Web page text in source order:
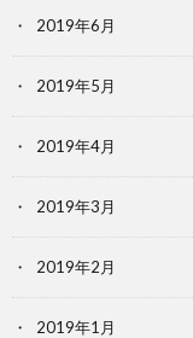
2019年6月
2019年5月
2019年4月
2019年3月
2019年2月
2019年1月